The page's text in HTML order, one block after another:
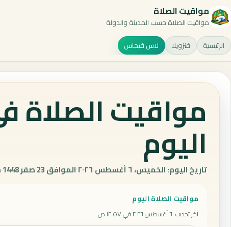
مواقيت الصلاة
مواقيت الصلاة حسب المدينة والدولة
الرئيسية فنزويلا لاس فيجاس
مواقيت الصلاة
اليوم
تاريخ اليوم: الخميس، ٦ أغسطس ٢٠٢٦ الموافق 23 صفر 1448 هـ.
مواقيت الصلاة اليوم
آخر تحديث: ٦ أغسطس ٢٠٢٦ في ١٢:٥٧ ص